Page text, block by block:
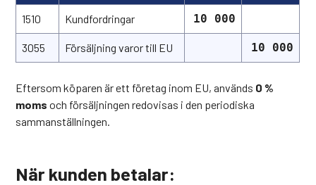
1510 Kundfordringar 10 000
3055 Försäljning varor till EU 10 000
Eftersom köparen är ett företag inom EU, används 0 %
moms och försäljningen redovisas i den periodiska
sammanställningen.
När kunden betalar: